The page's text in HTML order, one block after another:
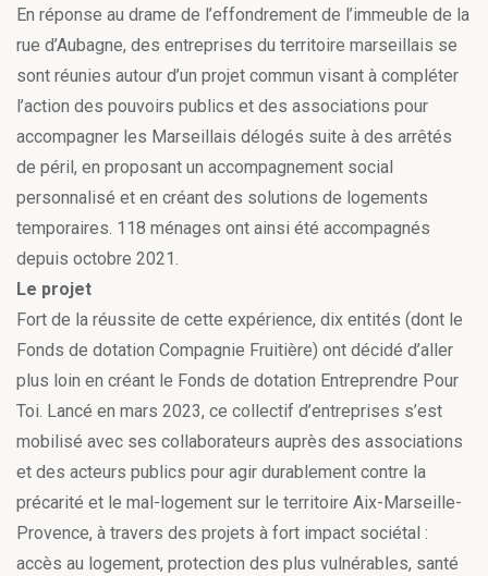
En réponse au drame de l’effondrement de l’immeuble de la
rue d’Aubagne, des entreprises du territoire marseillais se
sont réunies autour d’un projet commun visant à compléter
l’action des pouvoirs publics et des associations pour
accompagner les Marseillais délogés suite à des arrêtés
de péril, en proposant un accompagnement social
personnalisé et en créant des solutions de logements
temporaires. 118 ménages ont ainsi été accompagnés
depuis octobre 2021.
Le projet
Fort de la réussite de cette expérience, dix entités (dont le
Fonds de dotation Compagnie Fruitière) ont décidé d’aller
plus loin en créant le Fonds de dotation Entreprendre Pour
Toi. Lancé en mars 2023, ce collectif d’entreprises s’est
mobilisé avec ses collaborateurs auprès des associations
et des acteurs publics pour agir durablement contre la
précarité et le mal-logement sur le territoire Aix-Marseille-
Provence, à travers des projets à fort impact sociétal :
accès au logement, protection des plus vulnérables, santé